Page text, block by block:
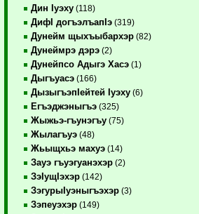
Дин Iуэху (118)
ДифI догъэлъапIэ (319)
Дунейм щыхъыбархэр (82)
Дунеймрэ дэрэ (2)
Дунейпсо Адыгэ Хасэ (1)
Дыгъуасэ (166)
ДызыгъэпIейтей Iуэху (6)
Егъэджэныгъэ (325)
Жыжьэ-гъунэгъу (75)
Жылагъуэ (48)
Жьыщхьэ махуэ (14)
Зауэ гъуэгуанэхэр (2)
ЗэIущIэхэр (142)
ЗэгурыIуэныгъэхэр (3)
Зэпеуэхэр (149)